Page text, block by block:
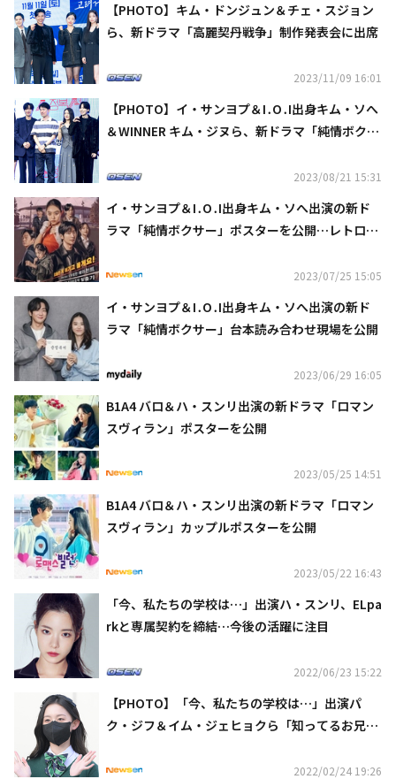
【PHOTO】キム・ドンジュン＆チェ・スジョン
ら、新ドラマ「高麗契丹戦争」制作発表会に出席
2023/11/09 16:01
【PHOTO】イ・サンヨプ＆I․O․I出身キム・ソへ
＆WINNER キム・ジヌら、新ドラマ「純情ボクサ
2023/08/21 15:31
イ・サンヨプ＆I․O․I出身キム・ソへ出演の新ド
ラマ「純情ボクサー」ポスターを公開…レトロな
2023/07/25 15:05
イ・サンヨプ＆I․O․I出身キム・ソへ出演の新ド
ラマ「純情ボクサー」台本読み合わせ現場を公開
2023/06/29 16:05
B1A4 バロ＆ハ・スンリ出演の新ドラマ「ロマン
スヴィラン」ポスターを公開
2023/05/25 14:51
B1A4 バロ＆ハ・スンリ出演の新ドラマ「ロマン
スヴィラン」カップルポスターを公開
2023/05/22 16:43
「今、私たちの学校は…」出演ハ・スンリ、ELpa
rkと専属契約を締結…今後の活躍に注目
2022/06/23 15:22
【PHOTO】「今、私たちの学校は…」出演パ
ク・ジフ＆イム・ジェヒョクら「知ってるお兄さ
2022/02/24 19:26